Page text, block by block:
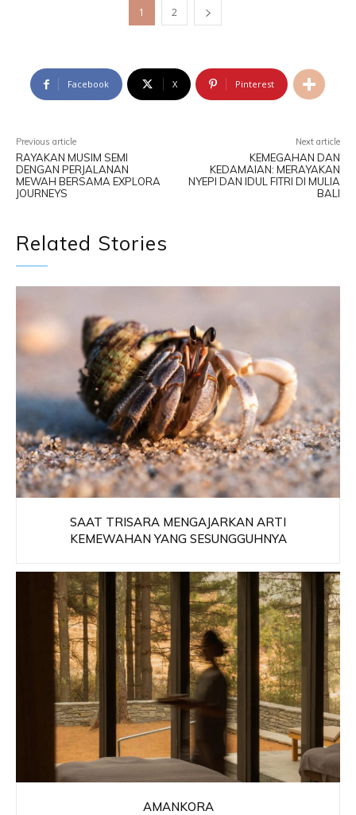
1 2
Facebook X Pinterest
Previous article
RAYAKAN MUSIM SEMI
DENGAN PERJALANAN
MEWAH BERSAMA EXPLORA
JOURNEYS
Next article
KEMEGAHAN DAN
KEDAMAIAN: MERAYAKAN
NYEPI DAN IDUL FITRI DI MULIA
BALI
Related Stories
SAAT TRISARA MENGAJARKAN ARTI
KEMEWAHAN YANG SESUNGGUHNYA
AMANKORA